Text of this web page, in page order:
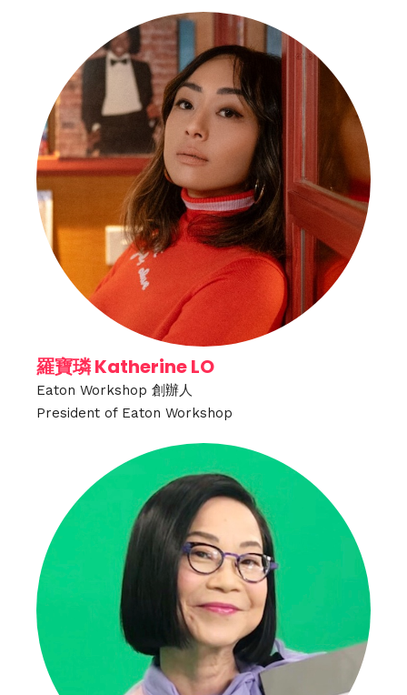
羅寶璘 Katherine LO
Eaton Workshop 創辦人
President of Eaton Workshop